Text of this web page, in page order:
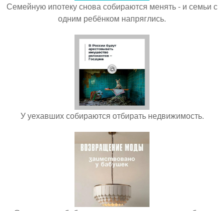
Семейную ипотеку снова собираются менять - и семьи с
одним ребёнком напряглись.
У уехавших собираются отбирать недвижимость.